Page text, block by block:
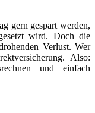
gern gespart werden,
wird. Doch die
Verlust. Wer
Also:
und einfach